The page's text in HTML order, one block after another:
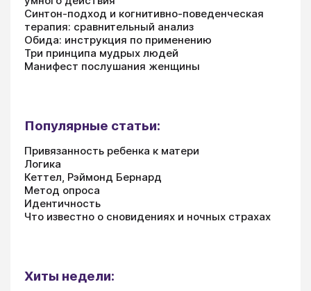
Синтон-подход и когнитивно-поведенческая
терапия: сравнительный анализ
Обида: инструкция по применению
Три принципа мудрых людей
Манифест послушания женщины
Популярные статьи:
Привязанность ребенка к матери
Логика
Кеттел, Рэймонд Бернард
Метод опроса
Идентичность
Что известно о сновидениях и ночных страхах
Хиты недели: